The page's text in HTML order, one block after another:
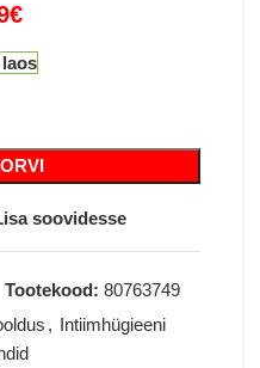
€
laos
soovidesse
Tootekood: 80763749
, Intiimhügieeni